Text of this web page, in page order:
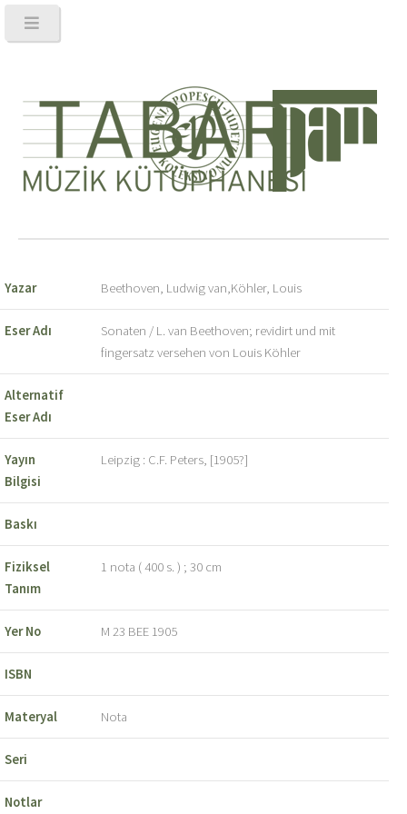
Yazar Beethoven, Ludwig van,Köhler, Louis
Eser Adı
Sonaten / L. van Beethoven; revidirt und mit
fingersatz versehen von Louis Köhler
Alternatif
Eser Adı
Yayın
Bilgisi
Leipzig : C.F. Peters, [1905?]
Baskı
Fiziksel
Tanım
1 nota ( 400 s. ) ; 30 cm
Yer No M 23 BEE 1905
ISBN
Materyal Nota
Seri
Notlar